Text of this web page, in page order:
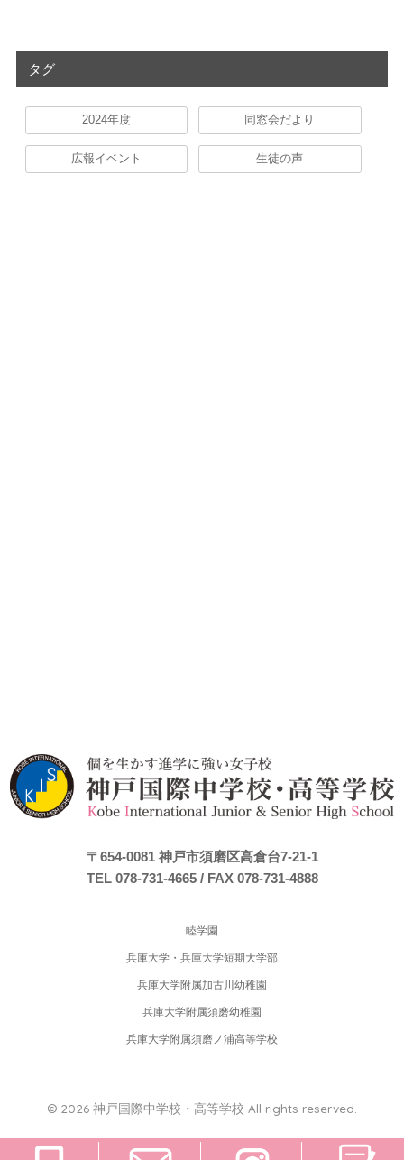
タグ
2024年度 同窓会だより
広報イベント 生徒の声
〒654-0081 神戸市須磨区高倉台7-21-1
TEL 078-731-4665/ FAX 078-731-4888
睦学園
兵庫大学・兵庫大学短期大学部
兵庫大学附属加古川幼稚園
兵庫大学附属須磨幼稚園
兵庫大学附属須磨ノ浦高等学校
© 2026 神戸国際中学校・高等学校 All rights reserved.